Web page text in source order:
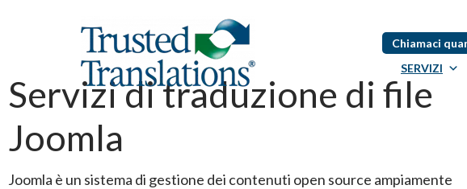
Chiamaci
SERVIZI
Servizi di traduzione di file
Joomla
Joomla è un sistema di gestione dei contenuti open source ampiamente